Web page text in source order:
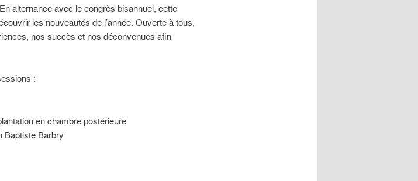
alternance avec le congrès bisannuel, cette
les nouveautés de l’année. Ouverte à tous,
nos succès et nos déconvenues afin
:
en chambre postérieure
Baptiste Barbry